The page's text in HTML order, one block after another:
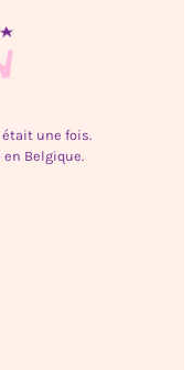
une fois.
Belgique.